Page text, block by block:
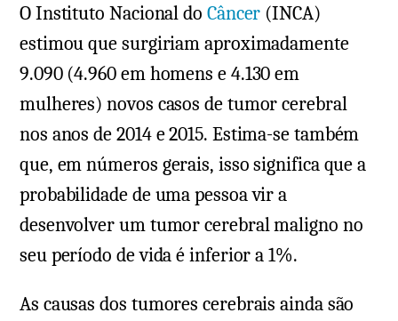
O Instituto Nacional do Câncer (INCA)
estimou que surgiriam aproximadamente
9.090 (4.960 em homens e 4.130 em
mulheres) novos casos de tumor cerebral
nos anos de 2014 e 2015. Estima-se também
que, em números gerais, isso significa que a
probabilidade de uma pessoa vir a
desenvolver um tumor cerebral maligno no
seu período de vida é inferior a 1%.
As causas dos tumores cerebrais ainda são